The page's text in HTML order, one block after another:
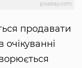
pixabay.com
продавати